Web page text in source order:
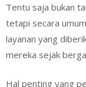
Tentu saja bukan
tetapi secara
layanan yang
mereka sejak
Hal penting yang